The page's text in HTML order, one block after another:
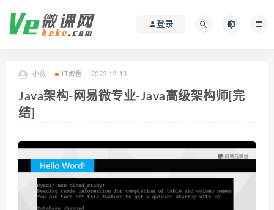
登录
小薇 IT教程 2023-12-13
Java架构-网易微专业-Java高级架构师[完
结]